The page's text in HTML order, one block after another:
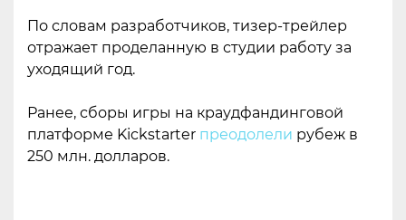
По словам разработчиков, тизер-трейлер
отражает проделанную в студии работу за
уходящий год.
Ранее, сборы игры на краудфандинговой
платформе Kickstarter преодолели рубеж в
250 млн. долларов.